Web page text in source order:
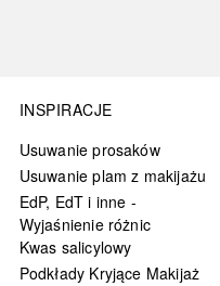
INSPIRACJE
Usuwanie prosaków
Usuwanie plam z makijażu
EdP, EdT i inne -
Wyjaśnienie różnic
Kwas salicylowy
Podkłady Kryjące Makijaż